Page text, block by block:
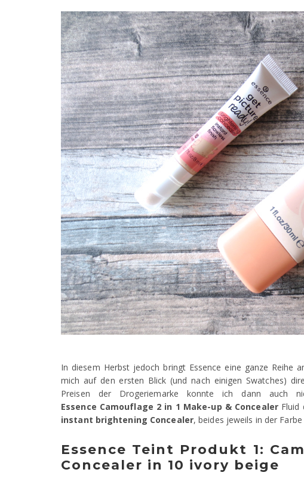
In diesem Herbst jedoch bringt Essence eine ganze Reihe
mich auf den ersten Blick (und nach einigen Swatches)
Preisen der Drogeriemarke konnte ich dann auch
Essence Camouflage 2 in 1 Make-up & Concealer Fluid
instant brightening Concealer, beides jeweils in der
Essence Teint Produkt 1:
Concealer in 10 ivory beige